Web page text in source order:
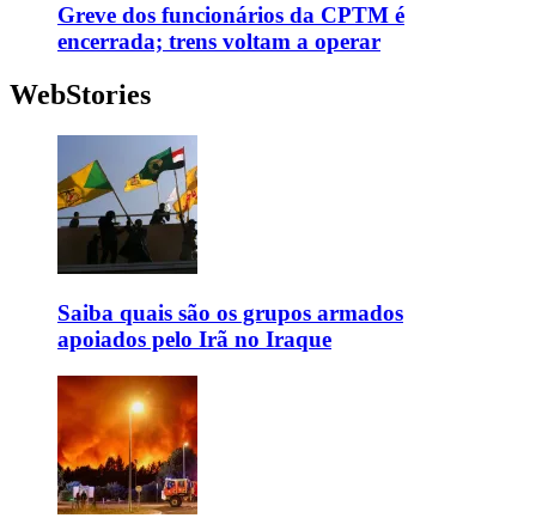
Greve dos funcionários da CPTM é
encerrada; trens voltam a operar
WebStories
Saiba quais são os grupos armados
apoiados pelo Irã no Iraque